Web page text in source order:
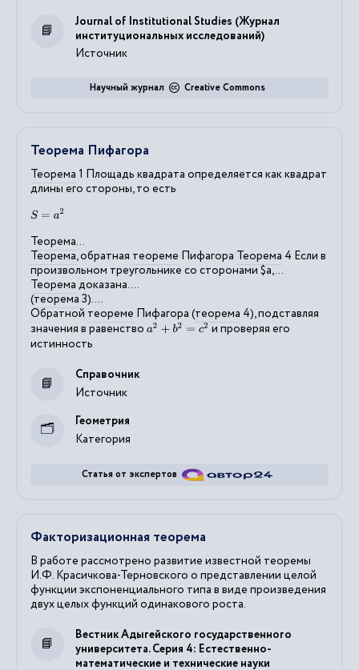
Источник
Journal of Institutional Studies (Журнал
институциональных исследований)
Creative Commons
Научный журнал
Теорема Пифагора
Теорема 1 Площадь квадрата определяется как квадрат
длины его стороны, то есть
S=a2
Теорема...
Теорема, обратная теореме Пифагора Теорема 4 Если в
произвольном треугольнике со сторонами $a,...
Теорема доказана....
(теорема 3)....
Обратной теореме Пифагора (теорема 4), подставляя
значения в равенство a2 +b 2= c2
и проверяя его
истинность
Источник
Справочник
Категория
Геометрия
Статья от экспертов
Факторизационная теорема
В работе рассмотрено развитие известной теоремы
И.Ф. Красичкова-Терновского о представлении целой
функции экспоненциального типа в виде произведения
двух целых функций одинакового роста.
Вестник Адыгейского государственного
университета. Серия 4: Естественно-
математические и технические науки